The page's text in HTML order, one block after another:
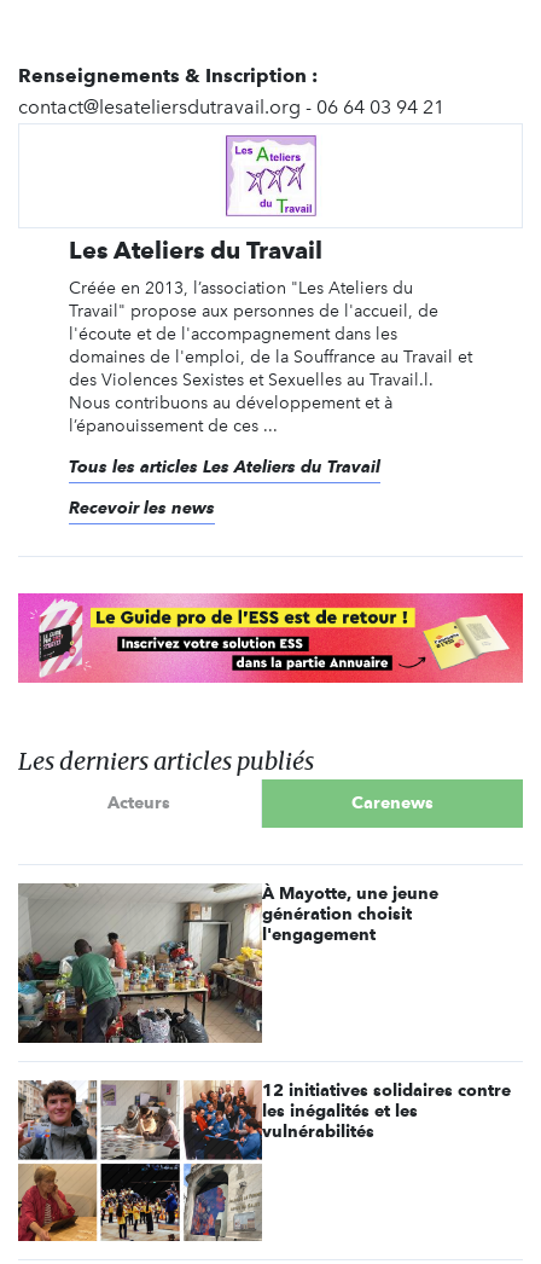
Renseignements & Inscription :
contact@lesateliersdutravail.org - 06 64 03 94 21
Les Ateliers du Travail
Créée en 2013, l’association "Les Ateliers du
Travail" propose aux personnes de l'accueil, de
l'écoute et de l'accompagnement dans les
domaines de l'emploi, de la Souffrance au Travail et
des Violences Sexistes et Sexuelles au Travail.l.
Nous contribuons au développement et à
l’épanouissement de ces ...
Tous les articles Les Ateliers du Travail
Recevoir les news
Les derniers articles publiés
Acteurs Carenews
À Mayotte, une jeune
génération choisit
l'engagement
12 initiatives solidaires contre
les inégalités et les
vulnérabilités